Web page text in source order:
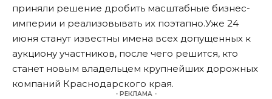
приняли решение дробить масштабные бизнес-
империи и реализовывать их поэтапно.Уже 24
июня станут известны имена всех допущенных к
аукциону участников, после чего решится, кто
станет новым владельцем крупнейших дорожных
компаний Краснодарского края.
- РЕКЛАМА -